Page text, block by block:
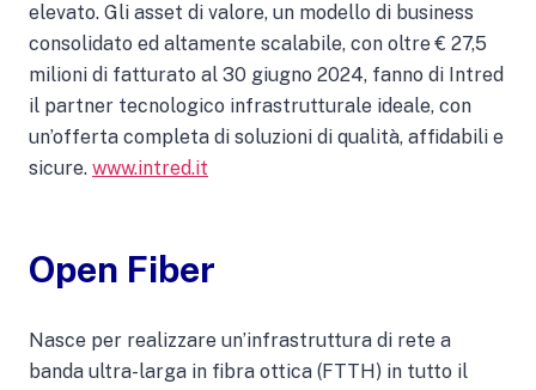
elevato. Gli asset di valore, un modello di business
consolidato ed altamente scalabile, con oltre € 27,5
milioni di fatturato al 30 giugno 2024, fanno di Intred
il partner tecnologico infrastrutturale ideale, con
un’offerta completa di soluzioni di qualità, affidabili e
sicure. www.intred.it
Open Fiber
Nasce per realizzare un’infrastruttura di rete a
banda ultra-larga in fibra ottica (FTTH) in tutto il